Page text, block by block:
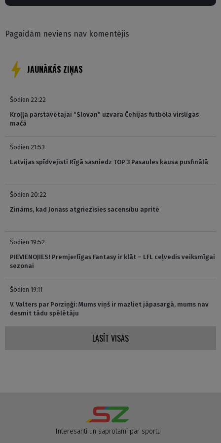
Pagaidām neviens nav komentējis
JAUNĀKĀS ZIŅAS
Šodien 22:22
Kroļļa pārstāvētajai “Slovan” uzvara Čehijas futbola virslīgas
mačā
Šodien 21:53
Latvijas spīdvejisti Rīgā sasniedz TOP 3 Pasaules kausa pusfinālā
Šodien 20:22
Zināms, kad Jonass atgriezīsies sacensību apritē
Šodien 19:52
PIEVIENOJIES! Premjerlīgas Fantasy ir klāt – LFL ceļvedis veiksmīgai
sezonai
Šodien 19:11
V. Valters par Porziņģi: Mums viņš ir mazliet jāpasargā, mums nav
desmit tādu spēlētāju
LASĪT VISAS
Interesanti un saprotami par sportu